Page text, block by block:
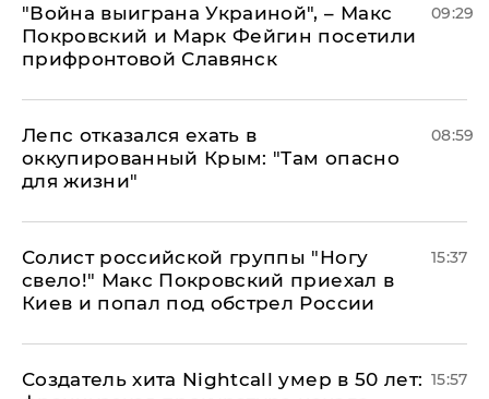
"Война выиграна Украиной", – Макс
Покровский и Марк Фейгин посетили
прифронтовой Славянск
09:29
Лепс отказался ехать в
оккупированный Крым: "Там опасно
для жизни"
08:59
Солист российской группы "Ногу
свело!" Макс Покровский приехал в
Киев и попал под обстрел России
15:37
Создатель хита Nightcall умер в 50 лет: 15:57